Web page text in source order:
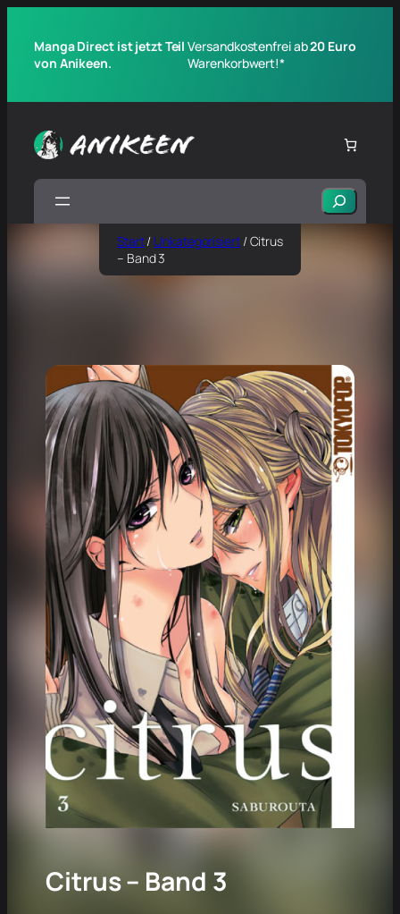
Manga Direct ist jetzt Teil
von Anikeen.
Versandkostenfrei ab20 Euro
Warenkorbwert!*
Suchen
Start/ Unkategorisiert/ Citrus
– Band 3
Citrus – Band 3